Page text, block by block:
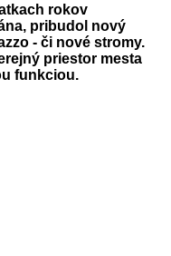
rokov
pribudol nový
- či nové stromy.
priestor mesta
funkciou.